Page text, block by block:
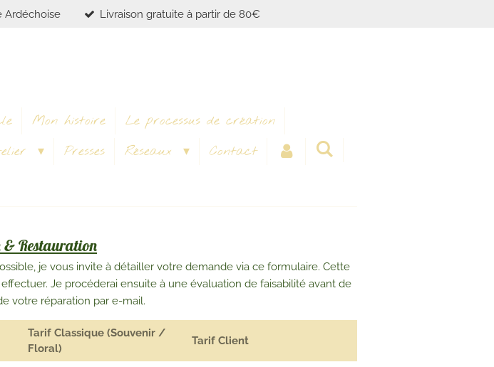
Ardéchoise Livraison gratuite à partir de 80€
Mon histoire
Le processus de création
Presses Réseaux Contact
Restauration
je vous invite à détailler votre demande via ce formulaire. Cette
Je procéderai ensuite à une évaluation de faisabilité avant de
votre réparation par e-mail.
Tarif Classique (Souvenir /
Floral)
Tarif Client